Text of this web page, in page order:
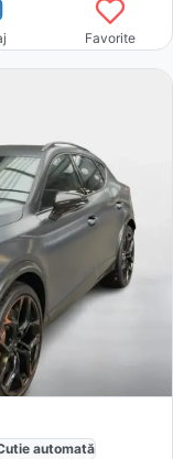
Favorite
automată